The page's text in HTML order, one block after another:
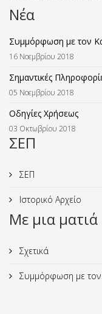
Νέα
Συμμόρφωση με τον
16 Νοεμβρίου 2018
Σημαντικές
05 Νοεμβρίου 2018
Οδηγίες Χρήσεως
03 Οκτωβρίου 2018
ΣΕΠ
ΣΕΠ
Ιστορικό Αρχείο
Με μια ματιά
Σχετικά
Συμμόρφωση με τον